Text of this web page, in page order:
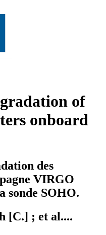
of
onboard
des
VIRGO
sonde SOHO.
[C.] ; et al....